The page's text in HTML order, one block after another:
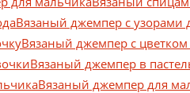
Вязаный джемпер с узорами
Вязаный джемпер с
Вязаный джемпер в
Вязаный джемпер для